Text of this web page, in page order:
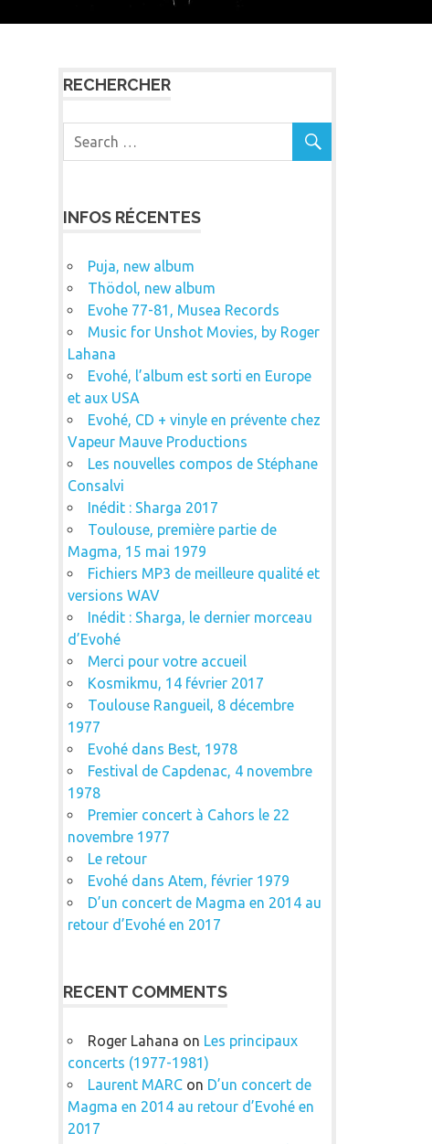
RECHERCHER
INFOS RÉCENTES
Puja, new album
Thödol, new album
Evohe 77-81, Musea Records
Music for Unshot Movies, by Roger
Lahana
Evohé, l’album est sorti en Europe
et aux USA
Evohé, CD + vinyle en prévente chez
Vapeur Mauve Productions
Les nouvelles compos de Stéphane
Consalvi
Inédit : Sharga 2017
Toulouse, première partie de
Magma, 15 mai 1979
Fichiers MP3 de meilleure qualité et
versions WAV
Inédit : Sharga, le dernier morceau
d’Evohé
Merci pour votre accueil
Kosmikmu, 14 février 2017
Toulouse Rangueil, 8 décembre
1977
Evohé dans Best, 1978
Festival de Capdenac, 4 novembre
1978
Premier concert à Cahors le 22
novembre 1977
Le retour
Evohé dans Atem, février 1979
D’un concert de Magma en 2014 au
retour d’Evohé en 2017
RECENT COMMENTS
Roger Lahana on Les principaux
concerts (1977-1981)
Laurent MARCon D’un concert de
Magma en 2014 au retour d’Evohé en
2017